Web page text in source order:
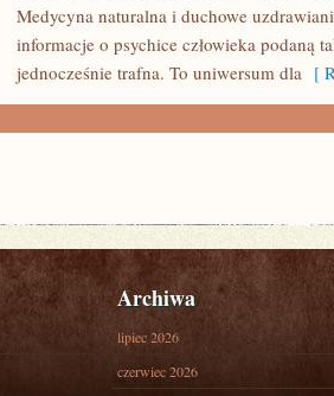
ZNACZENIE
Medycyna naturalna i duchowe
informacje o psychice człowieka podaną
jednocześnie trafna. To uniwersum dla [
Archiwa
lipiec 2026
czerwiec 2026